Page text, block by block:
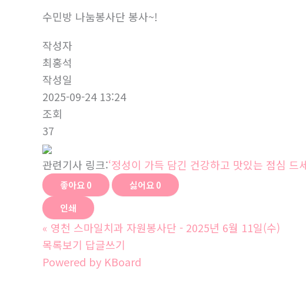
수민방 나눔봉사단 봉사~!
작성자
최홍석
작성일
2025-09-24 13:24
조회
37
관련기사 링크:‘정성이 가득 담긴 건강하고 맛있는 점심 드
좋아요0 싫어요0
인쇄
« 영천 스마일치과 자원봉사단 - 2025년 6월 11일(수)
목록보기 답글쓰기
Powered by KBoard